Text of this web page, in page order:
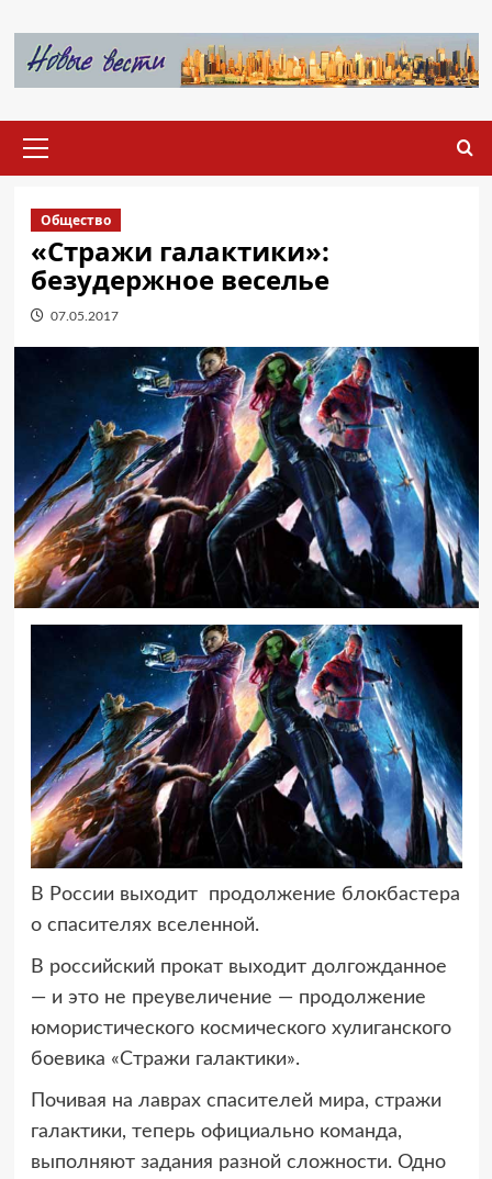
содержимому
меню
Общество
«Стражи галактики»:
безудержное веселье
07.05.2017
В России выходит продолжение блокбастера
о спасителях вселенной.
В российский прокат выходит долгожданное
— и это не преувеличение — продолжение
юмористического космического хулиганского
боевика «Стражи галактики».
Почивая на лаврах спасителей мира, стражи
галактики, теперь официально команда,
выполняют задания разной сложности. Одно